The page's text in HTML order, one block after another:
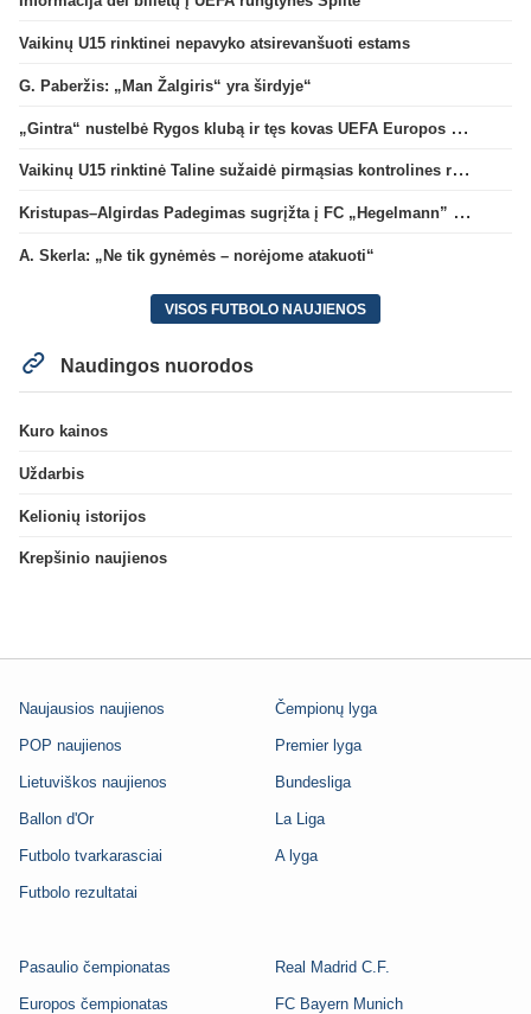
Vaikinų U15 rinktinei nepavyko atsirevanšuoti estams
G. Paberžis: „Man Žalgiris“ yra širdyje“
„Gintra“ nustelbė Rygos klubą ir tęs kovas UEFA Europos taurės atrankoje
Vaikinų U15 rinktinė Taline sužaidė pirmąsias kontrolines rungtynes
Kristupas–Algirdas Padegimas sugrįžta į FC „Hegelmann” B sudėtį
A. Skerla: „Ne tik gynėmės – norėjome atakuoti“
VISOS FUTBOLO NAUJIENOS
Naudingos nuorodos
Kuro kainos
Uždarbis
Kelionių istorijos
Krepšinio naujienos
Naujausios naujienos
POP naujienos
Lietuviškos naujienos
Ballon d'Or
Futbolo tvarkarasciai
Futbolo rezultatai
Čempionų lyga
Premier lyga
Bundesliga
La Liga
A lyga
Pasaulio čempionatas
Europos čempionatas
Real Madrid C.F.
FC Bayern Munich